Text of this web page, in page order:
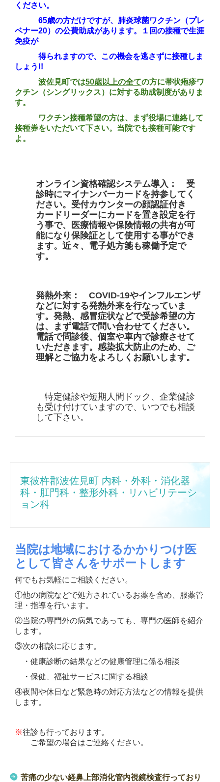
ください。
65歳の方だけですが、肺炎球菌ワクチン（プレ
ベナー20）の公費助成があります。１回の接種で生涯
免疫が
得られますので、この機会を逃さずに接種しま
しょう!!
波佐見町では50歳以上の全ての方に帯状疱疹ワ
クチン（シングリックス）に対する助成制度がありま
す。
ワクチン接種希望の方は、まず役場に連絡して
接種券をいただいて下さい。当院でも接種可能です
よ。
オンライン資格確認システム導入： 受
診時にマイナンバーカードを持参してく
ださい。受付カウンターの顔認証付き
カードリーダーにカードを置き設定を行
う事で、医療情報や保険情報の共有が可
能になり保険証として使用する事ができ
ます。近々、電子処方箋も稼働予定で
す。
発熱外来： COVID-19やインフルエンザ
などに対する発熱外来を行なっていま
す。発熱、感冒症状などで受診希望の方
は、まず電話で問い合わせてください。
電話で問診後、個室や車内で診療させて
いただきます。感染拡大防止のため、ご
理解とご協力をよろしくお願いします。
特定健診や短期人間ドック、企業健診
も受け付けていますので、いつでも相談
して下さい。
東彼杵郡波佐見町 内科・外科・消化器
科・肛門科・整形外科・リハビリテーシ
ョン科
当院は地域におけるかかりつけ医
として皆さんをサポートします
何でもお気軽にご相談ください。
①他の病院などで処方されているお薬を含め、服薬管
理・指導を行います。
②当院の専門外の病気であっても、専門の医師を紹介
します。
③次の相談に応じます。
・健康診断の結果などの健康管理に係る相談
・保健、福祉サービスに関する相談
④夜間や休日など緊急時の対応方法などの情報を提供
します。
※往診も行っております。
ご希望の場合はご連絡ください。
苦痛の少ない経鼻上部消化管内視鏡検査行っており